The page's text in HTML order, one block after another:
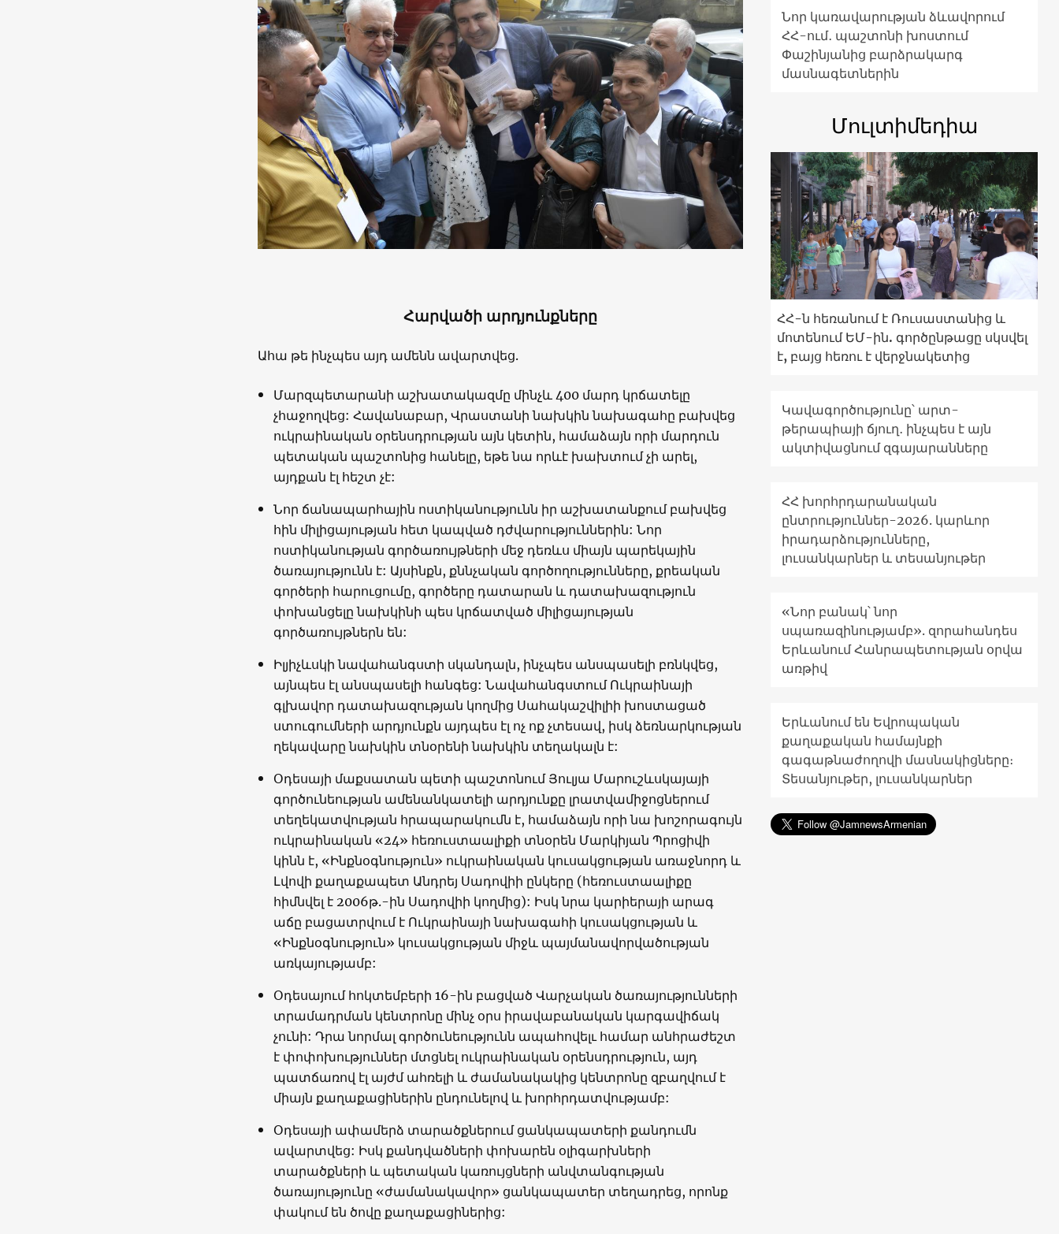
Հարվածի արդյունքները
Ահա թե ինչպես այդ ամենն ավարտվեց.
Մարզպետարանի աշխատակազմը մինչև 400 մարդ կրճատելը
չհաջողվեց: Հավանաբար, Վրաստանի նախկին նախագահը բախվեց
ուկրաինական օրենսդրության այն կետին, համաձայն որի մարդուն
պետական պաշտոնից հանելը, եթե նա որևէ խախտում չի արել,
այդքան էլ հեշտ չէ:
Նոր ճանապարհային ոստիկանությունն իր աշխատանքում բախվեց
հին միլիցայության հետ կապված դժվարություններին: Նոր
ոստիկանության գործառույթների մեջ դեռևս միայն պարեկային
ծառայությունն է: Այսինքն, քննչական գործողությունները, քրեական
գործերի հարուցումը, գործերը դատարան և դատախազություն
փոխանցելը նախկինի պես կրճատված միլիցայության
գործառույթներն են:
Իլյիչևսկի նավահանգստի սկանդալն, ինչպես անսպասելի բռնկվեց,
այնպես էլ անսպասելի հանգեց: Նավահանգստում Ուկրաինայի
գլխավոր դատախազության կողմից Սահակաշվիլիի խոստացած
ստուգումների արդյունքն այդպես էլ ոչ ոք չտեսավ, իսկ ձեռնարկության
ղեկավարը նախկին տնօրենի նախկին տեղակալն է:
Օդեսայի մաքսատան պետի պաշտոնում Յուլյա Մարուշևսկայայի
գործունեության ամենանկատելի արդյունքը լրատվամիջոցներում
տեղեկատվության հրապարակումն է, համաձայն որի նա խոշորագույն
ուկրաինական «24» հեռուստաալիքի տնօրեն Մարկիյան Պրոցիվի
կինն է, «Ինքնօգնություն» ուկրաինական կուսակցության առաջնորդ և
Լվովի քաղաքապետ Անդրեյ Սադովիի ընկերը (հեռուստաալիքը
հիմնվել է 2006թ.-ին Սադովիի կողմից): Իսկ նրա կարիերայի արագ
աճը բացատրվում է Ուկրաինայի նախագահի կուսակցության և
«Ինքնօգնություն» կուսակցության միջև պայմանավորվածության
առկայությամբ:
Օդեսայում հոկտեմբերի 16-ին բացված Վարչական ծառայությունների
տրամադրման կենտրոնը մինչ օրս իրավաբանական կարգավիճակ
չունի: Դրա նորմալ գործունեությունն ապահովելւ համար անհրաժեշտ
է փոփոխություններ մտցնել ուկրաինական օրենսդրություն, այդ
պատճառով էլ այժմ ահռելի և ժամանակակից կենտրոնը զբաղվում է
միայն քաղաքացիներին ընդունելով և խորհրդատվությամբ:
Օդեսայի ափամերձ տարածքներում ցանկապատերի քանդումն
ավարտվեց: Իսկ քանդվածների փոխարեն օլիգարխների
տարածքների և պետական կառույցների անվտանգության
ծառայությունը «ժամանակավոր» ցանկապատեր տեղադրեց, որոնք
փակում են ծովը քաղաքացիներից:
Նոր կառավարության ձևավորում
ՀՀ-ում․ պաշտոնի խոստում
Փաշինյանից բարձրակարգ
մասնագետներին
Մուլտիմեդիա
ՀՀ-ն հեռանում է Ռուսաստանից և
մոտենում ԵՄ-ին. գործընթացը սկսվել
է, բայց հեռու է վերջնակետից
Կավագործությունը՝ արտ-
թերապիայի ճյուղ․ ինչպես է այն
ակտիվացնում զգայարանները
ՀՀ խորհրդարանական
ընտրություններ-2026. կարևոր
իրադարձությունները,
լուսանկարներ և տեսանյութեր
«Նոր բանակ՝ նոր
սպառազինությամբ». զորահանդես
Երևանում Հանրապետության օրվա
առթիվ
Երևանում են Եվրոպական
քաղաքական համայնքի
գագաթնաժողովի մասնակիցները։
Տեսանյութեր, լուսանկարներ